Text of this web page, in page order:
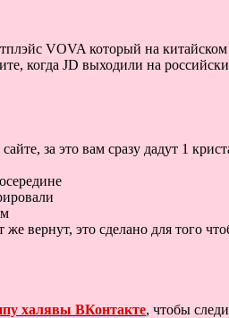
VOVA который на
когда JD выходили на
за это вам сразу дадут 1
вернут, это сделано для того
халявы ВКонтакте, чтобы